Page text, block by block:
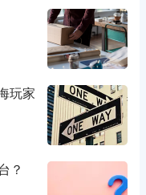
玩家
？